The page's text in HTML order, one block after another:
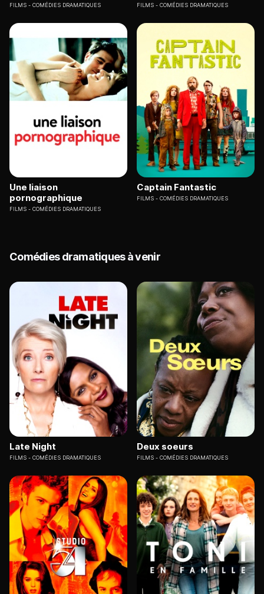
FILMS COMÉDIES DRAMATIQUES FILMS COMÉDIES DRAMATIQUES
Une liaison
pornographique
FILMS COMÉDIES DRAMATIQUES
Captain Fantastic
FILMS COMÉDIES DRAMATIQUES
Comédies dramatiques à venir
Late Night
FILMS COMÉDIES DRAMATIQUES
Deux soeurs
FILMS COMÉDIES DRAMATIQUES